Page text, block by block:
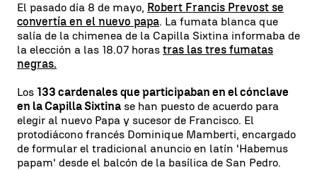
El pasado día 8 de mayo, Robert Francis Prevost se
convertía en el nuevo papa. La fumata blanca que
salía de la chimenea de la Capilla Sixtina informaba de
la elección a las 18.07 horas tras las tres fumatas
negras.
Los 133 cardenales que participaban en el cónclave
en la Capilla Sixtina se han puesto de acuerdo para
elegir al nuevo Papa y sucesor de Francisco. El
protodiácono francés Dominique Mamberti, encargado
de formular el tradicional anuncio en latín 'Habemus
papam' desde el balcón de la basílica de San Pedro.